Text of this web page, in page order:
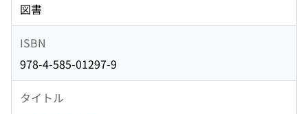
図書
ISBN
978-4-585-01297-9
タイトル